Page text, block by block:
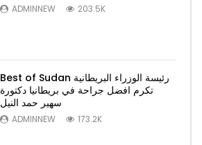
ADMINNEW 203.5K
Best of Sudan رئيسة الوزراء البريطانية
تكرم افضل جراحة في بريطانيا دكتورة
سهير حمد النيل
ADMINNEW 173.2K